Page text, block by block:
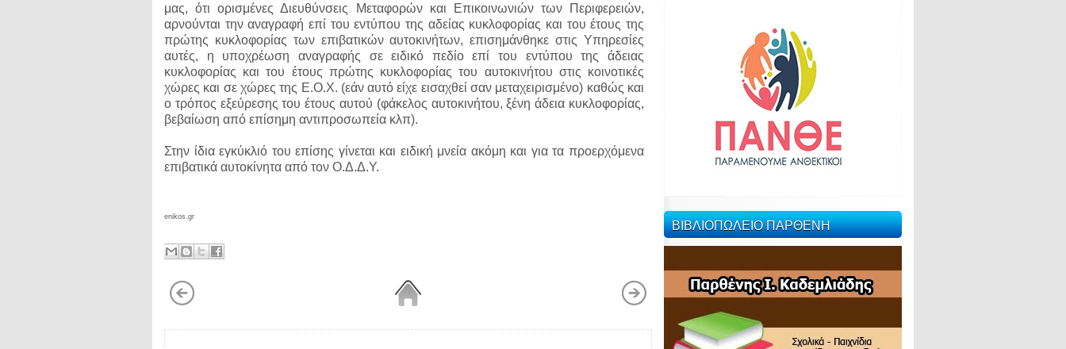
μας, ότι ορισμένες Διευθύνσεις Μεταφορών και Επικοινωνιών των Περιφερειών,
αρνούνται την αναγραφή επί του εντύπου της αδείας κυκλοφορίας και του έτους της
πρώτης κυκλοφορίας των επιβατικών αυτοκινήτων, επισημάνθηκε στις Υπηρεσίες
αυτές, η υποχρέωση αναγραφής σε ειδικό πεδίο επί του εντύπου της άδειας
κυκλοφορίας και του έτους πρώτης κυκλοφορίας του αυτοκινήτου στις κοινοτικές
χώρες και σε χώρες της Ε.Ο.Χ. (εάν αυτό είχε εισαχθεί σαν μεταχειρισμένο) καθώς και
ο τρόπος εξεύρεσης του έτους αυτού (φάκελος αυτοκινήτου, ξένη άδεια κυκλοφορίας,
βεβαίωση από επίσημη αντιπροσωπεία κλπ).
Στην ίδια εγκύκλιό του επίσης γίνεται και ειδική μνεία ακόμη και για τα προερχόμενα
επιβατικά αυτοκίνητα από τον Ο.Δ.Δ.Υ.
enikos.gr ΒΙΒΛΙΟΠΩΛΕΙΟ ΠΑΡΘΕΝΗ